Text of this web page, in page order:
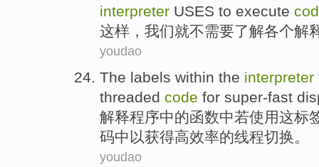
interpreter USES to execute
这样 ， 我们就不需要了解各个解
youdao
The labels within the interpreter
threaded code for super-fast
解释程序中的函数中若使用这标
码中以获得高效率的线程切换。
youdao